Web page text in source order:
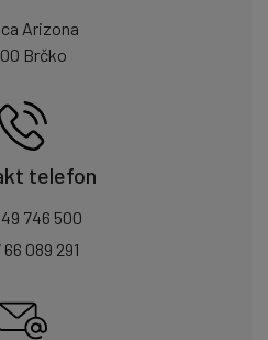
Arizona
Brčko
telefon
746 500
66 089 291